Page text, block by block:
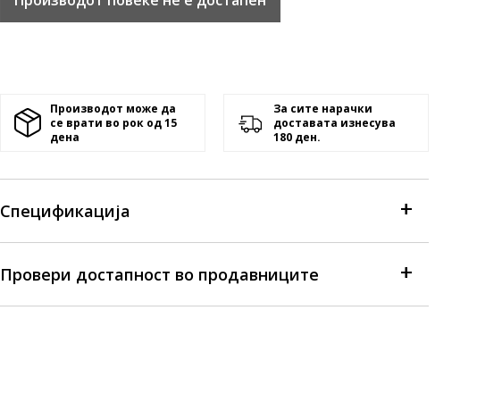
Производот може да
се врати во рок од 15
денa
За сите нарачки
доставата изнесува
180 ден.
Спецификација
Провери достапност во продавниците